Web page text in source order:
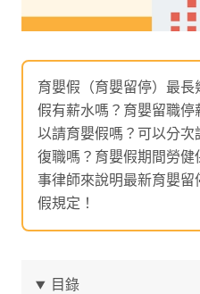
育嬰假（育嬰留停）最
假有薪水嗎？育嬰留職停
以請育嬰假嗎？可以分
復職嗎？育嬰假期間勞
事律師來說明最新育嬰
假規定！
目錄